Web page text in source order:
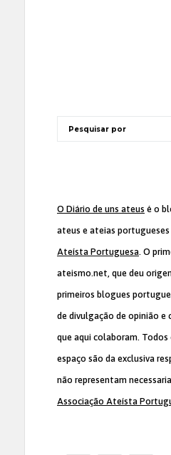
O Diário de uns ateus é o
ateus e ateias
Ateísta Portuguesa. O
ateismo.net, que deu
primeiros blogues
de divulgação de opinião e
que aqui colaboram.
espaço são da exclusiva
não representam
Associação Ateísta